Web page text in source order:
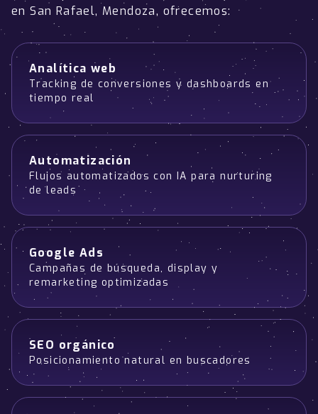
en San Rafael, Mendoza, ofrecemos:
Analítica web
Tracking de conversiones y dashboards en
tiempo real
Automatización
Flujos automatizados con IA para nurturing
de leads
Google Ads
Campañas de búsqueda, display y
remarketing optimizadas
SEO orgánico
Posicionamiento natural en buscadores